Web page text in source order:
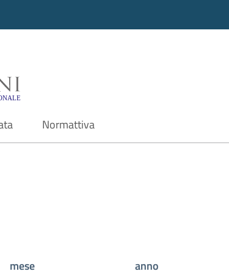
di ricerca
Normattiva
mese
anno